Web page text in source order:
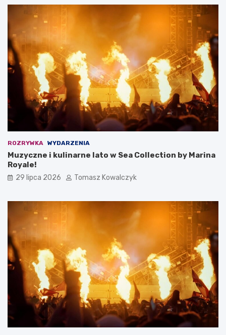
ROZRYWKA WYDARZENIA
Muzyczne i kulinarne lato w Sea Collection by Marina
Royale!
29 lipca 2026 Tomasz Kowalczyk